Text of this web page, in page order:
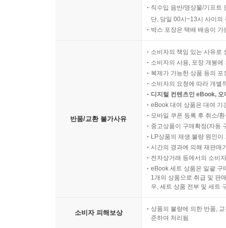
직수입 음반/영상물/기프트
단, 당일 00시~13시 사이의
박스 포장은 택배 배송이
반품/교환 불가사유
소비자의 책임 있는 사유로
소비자의 사용, 포장 개봉
복제가 가능한 상품 등의
소비자의 요청에 따라 개별
디지털 컨텐츠인 eBook,
eBook 대여 상품은 대여 기
모바일 쿠폰 등록 후 취소/
중고상품이 구매확정(자동
LP상품의 재생 불량 원인
시간의 경과에 의해 재판매
전자상거래 등에서의 소비
eBook 세트 상품은 일괄 구
1개의 상품으로 취급 및 판
우, 세트 상품 전부 및 세트
소비자 피해보상
상품의 불량에 의한 반품,
준하여 처리됨